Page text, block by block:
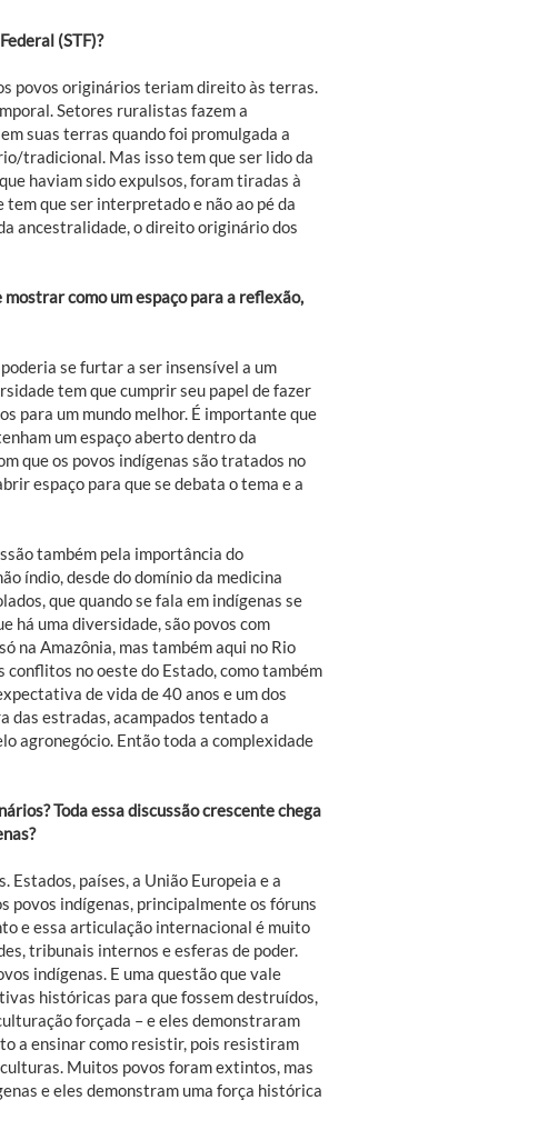
(STF)?
povos originários teriam direito às terras.
Setores ruralistas fazem a
suas terras quando foi promulgada a
tradicional. Mas isso tem que ser lido da
haviam sido expulsos, foram tiradas à
que ser interpretado e não ao pé da
ancestralidade, o direito originário dos
como um espaço para a reflexão,
se furtar a ser insensível a um
tem que cumprir seu papel de fazer
para um mundo melhor. É importante que
um espaço aberto dentro da
que os povos indígenas são tratados no
espaço para que se debata o tema e a
também pela importância do
índio, desde do domínio da medicina
que quando se fala em indígenas se
há uma diversidade, são povos com
na Amazônia, mas também aqui no Rio
conflitos no oeste do Estado, como também
de vida de 40 anos e um dos
das estradas, acampados tentado a
agronegócio. Então toda a complexidade
Toda essa discussão crescente chega
Estados, países, a União Europeia e a
povos indígenas, principalmente os fóruns
e essa articulação internacional é muito
tribunais internos e esferas de poder.
indígenas. E uma questão que vale
históricas para que fossem destruídos,
forçada – e eles demonstraram
a ensinar como resistir, pois resistiram
Muitos povos foram extintos, mas
e eles demonstram uma força histórica